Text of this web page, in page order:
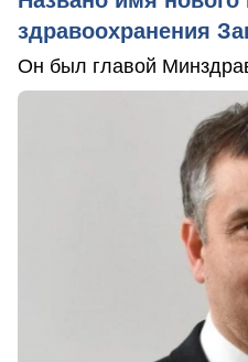
здравоохранения
Он был главой